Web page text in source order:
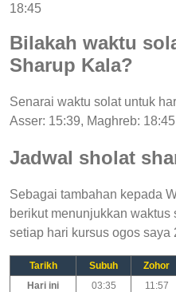
18:45
Bilakah waktu
Sharup Kala?
Senarai waktu solat untuk
Asser: 15:39, Maghreb:
Jadwal sholat
Sebagai tambahan kepada
berikut menunjukkan
setiap hari kursus ogos saya
Tarikh Subuh Zohor
Hari ini
03:35 11:57